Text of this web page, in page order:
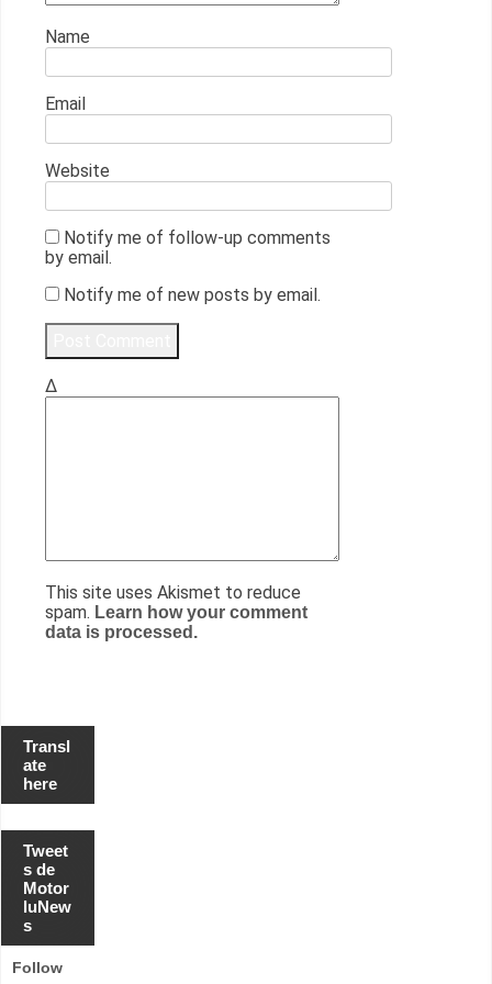
Name
Email
Website
Notify me of follow-up comments
by email.
Notify me of new posts by email.
Δ
This site uses Akismet to reduce
spam. Learn how your comment
data is processed.
Transl
ate
here
Tweet
s de
Motor
luNew
s
Follow